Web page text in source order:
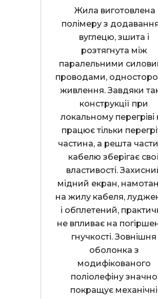
полімеру з
вуглецю, зшита і
розтягнута між
паралельними
проводами,
живлення. Завдяки
конструкції при
локальному перегріві
працює тільки
частина, а решта
кабелю зберігає
властивості.
мідний екран,
на жилу кабеля,
і обплетений,
не впливає на
гнучкості. Зовнішня
оболонка з
модифікованого
поліолефіну значно
покращує механічні